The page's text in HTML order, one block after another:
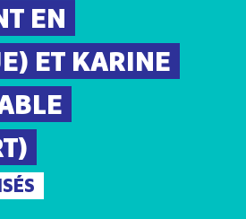
EN
ET KARINE